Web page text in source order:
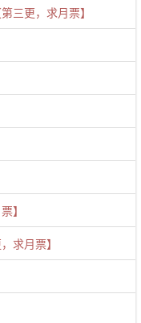
三更，求月票】
】
求月票】